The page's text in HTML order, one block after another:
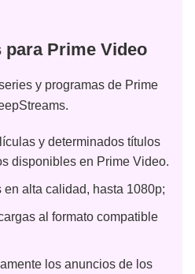
para Prime Video
y programas de Prime
y determinados títulos
disponibles en Prime Video.
en alta calidad, hasta 1080p;
al formato compatible
los anuncios de los